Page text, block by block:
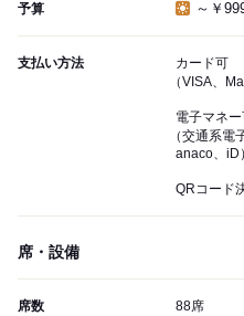
予算 ～￥
支払い方法
カード可
（VISA、
電子マネ
（交通系
anaco、iD）
QRコード
席・設備
席数 88席